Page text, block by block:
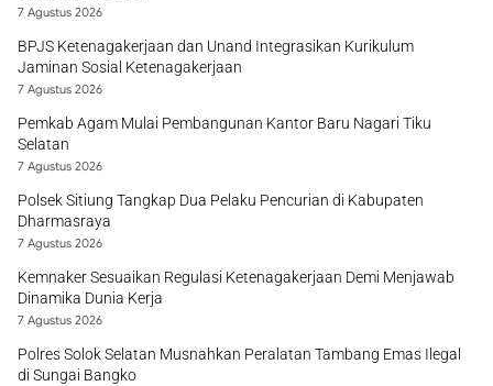
7 Agustus 2026
BPJS Ketenagakerjaan dan Unand Integrasikan Kurikulum
Jaminan Sosial Ketenagakerjaan
7 Agustus 2026
Pemkab Agam Mulai Pembangunan Kantor Baru Nagari Tiku
Selatan
7 Agustus 2026
Polsek Sitiung Tangkap Dua Pelaku Pencurian di Kabupaten
Dharmasraya
7 Agustus 2026
Kemnaker Sesuaikan Regulasi Ketenagakerjaan Demi Menjawab
Dinamika Dunia Kerja
7 Agustus 2026
Polres Solok Selatan Musnahkan Peralatan Tambang Emas Ilegal
di Sungai Bangko